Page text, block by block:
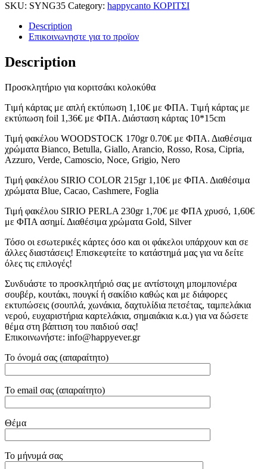
SKU: SYNG35 Category: happycanto ΚΟΡΙΤΣΙ
Description
Επικοινωνηστε για το προϊoν
Description
Προσκλητήριο για κοριτσάκι κολοκύθα
Tιμή κάρτας με απλή εκτύπωση 1,10€ με ΦΠΑ. Tιμή κάρτας με
εκτύπωση foil 1,36€ με ΦΠΑ. Διάσταση κάρτας 10*15cm
Τιμή φακέλου WOODSTOCK 170gr 0.70€ με ΦΠΑ. Διαθέσιμα
χρώματα Bianco, Betulla, Giallo, Arancio, Rosso, Rosa, Cipria,
Azzuro, Verde, Camoscio, Noce, Grigio, Nero
Τιμή φακέλου SIRIO COLOR 215gr 1,10€ με ΦΠΑ. Διαθέσιμα
χρώματα Blue, Cacao, Cashmere, Foglia
Τιμή φακέλου SIRIO PERLA 230gr 1,70€ με ΦΠΑ χρυσό, 1,60€
με ΦΠΑ ασημί. Διαθέσιμα χρώματα Gold, Silver
Τόσο οι εσωτερικές κάρτες όσο και οι φάκελοι υπάρχουν και σε
άλλες διαστάσεις! Επισκεφτείτε το κατάστημά μας για να δείτε
όλες τις επιλογές!
Συνδυάστε το προσκλητήριό σας με αντίστοιχη μπομπονιέρα
σουβέρ, κουτάκι, πουγκί ή σακίδιο καθώς και με διάφορες
εκτυπώσεις (σουπλά, χωνάκια, δαχτυλίδια πετσέτας, ταμπελάκια
νερού, ευχαριστήρια καρτελάκια, σημαιάκια κ.α.) για να δώσετε
θέμα στη βάπτιση του παιδιού σας!
Επικοινωνήστε: info@happyever.gr
Το όνομά σας (απαραίτητο)
Το email σας (απαραίτητο)
Θέμα
Το μήνυμά σας